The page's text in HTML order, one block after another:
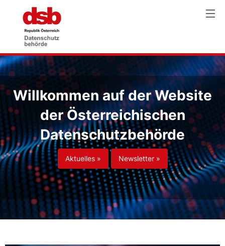
Willkommen auf der Website
der Österreichischen
Datenschutzbehörde
Aktuelles » Newsletter »